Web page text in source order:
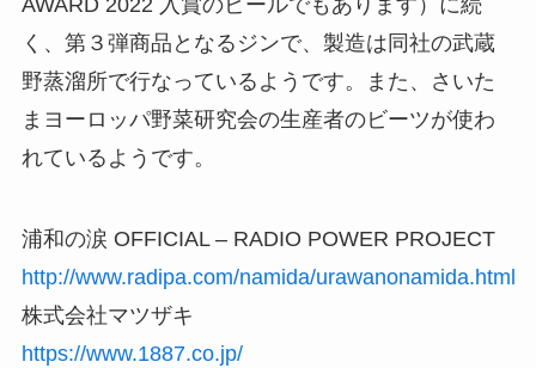
AWARD 2022 入賞のビールでもあります）に続
く、第３弾商品となるジンで、製造は同社の武蔵
野蒸溜所で行なっているようです。また、さいた
まヨーロッパ野菜研究会の生産者のビーツが使わ
れているようです。
浦和の涙 OFFICIAL – RADIO POWER PROJECT
http://www.radipa.com/namida/urawanonamida.html
株式会社マツザキ
https://www.1887.co.jp/